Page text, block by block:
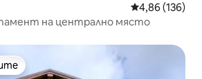
Средна
4,86 (136)
на централно място
на гостите